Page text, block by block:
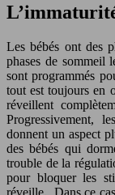
Les bébés ont des
phases de sommeil
sont programmés
tout est toujours en
réveillent
Progressivement,
donnent un aspect
des bébés qui
trouble de la
pour bloquer les
réveille. Dans ce